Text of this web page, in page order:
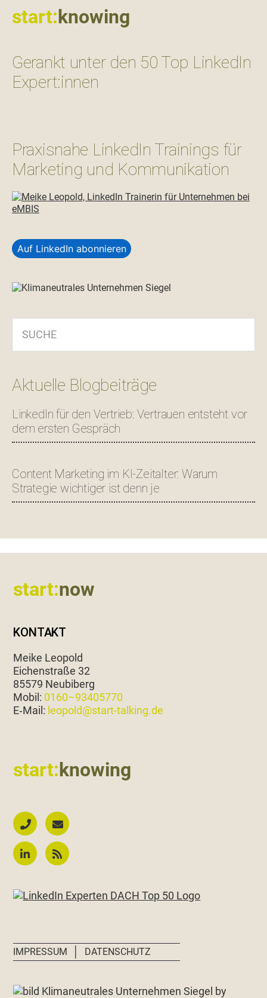
start:knowing
Gerankt unter den 50 Top LinkedIn
Expert:innen
Praxisnahe LinkedIn Trainings für
Marketing und Kommunikation
Auf LinkedIn abonnieren
Aktuelle Blogbeiträge
LinkedIn für den Vertrieb: Vertrauen entsteht vor
dem ersten Gespräch
Content Marketing im KI-Zeitalter: Warum
Strategie wichtiger ist denn je
start:now
KONTAKT
Meike Leopold
Eichen­straße 32
85579 Neubiberg
Mobil: 0160–93405770
E‑Mail: leopold@start-talking.de
start:knowing
IMPRESSUM DATENSCHUTZ